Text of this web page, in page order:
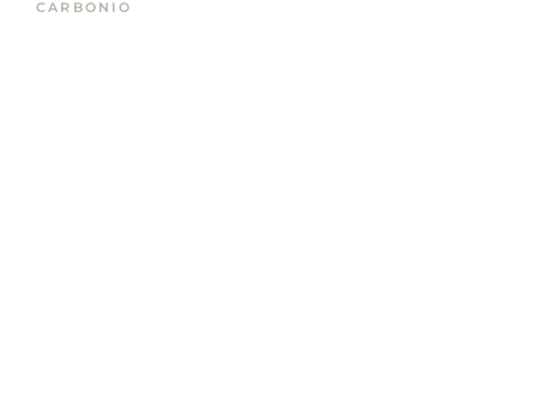
CARBONIO